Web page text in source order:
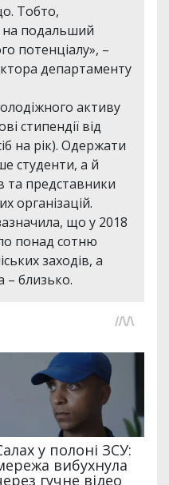
Тобто,
подальший
потенціалу», –
департаменту
активу
стипендії від
на рік). Одержати
студенти, а й
та представники
організацій.
що у 2018
понад сотню
заходів, а
– близько.